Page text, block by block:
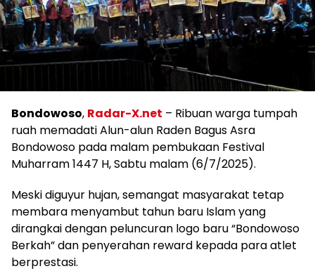
Bondowoso, Radar-X.net – Ribuan warga tumpah
ruah memadati Alun-alun Raden Bagus Asra
Bondowoso pada malam pembukaan Festival
Muharram 1447 H, Sabtu malam (6/7/2025).
Meski diguyur hujan, semangat masyarakat tetap
membara menyambut tahun baru Islam yang
dirangkai dengan peluncuran logo baru “Bondowoso
Berkah” dan penyerahan reward kepada para atlet
berprestasi.